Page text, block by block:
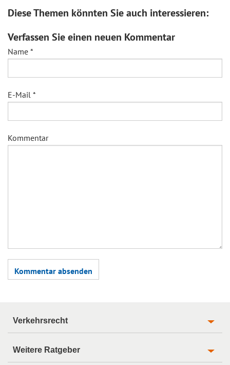
Diese Themen könnten Sie auch interessieren:
Verfassen Sie einen neuen Kommentar
Name *
E-Mail *
Kommentar
Verkehrsrecht
Weitere Ratgeber